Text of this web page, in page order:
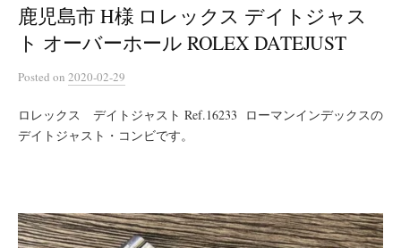
鹿児島市 H様 ロレックス デイトジャス
ト オーバーホール ROLEX DATEJUST
Posted on 2020-02-29
ロレックス デイトジャスト Ref.16233 ローマンインデックスの
デイトジャスト・コンビです。